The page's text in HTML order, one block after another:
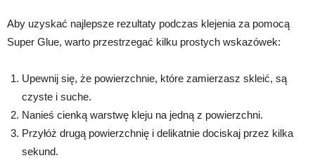
Aby uzyskać najlepsze rezultaty podczas klejenia za pomocą
Super Glue, warto przestrzegać kilku prostych wskazówek:
Upewnij się, że powierzchnie, które zamierzasz skleić, są
czyste i suche.
Nanieś cienką warstwę kleju na jedną z powierzchni.
Przyłóż drugą powierzchnię i delikatnie dociskaj przez kilka
sekund.